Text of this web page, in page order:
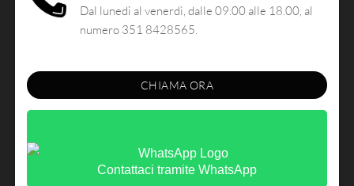
Dal lunedì al venerdì, dalle 09.00 alle 18.00, al
numero 351 8428565.
CHIAMA ORA
Contattaci tramite WhatsApp